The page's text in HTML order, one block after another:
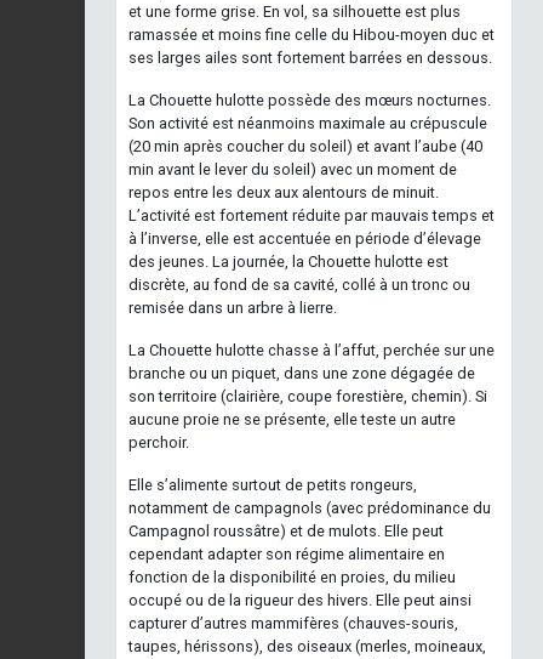
et une forme grise. En vol, sa silhouette est plus
ramassée et moins fine celle du Hibou-moyen duc et
ses larges ailes sont fortement barrées en dessous.
La Chouette hulotte possède des mœurs nocturnes.
Son activité est néanmoins maximale au crépuscule
(20 min après coucher du soleil) et avant l’aube (40
min avant le lever du soleil) avec un moment de
repos entre les deux aux alentours de minuit.
L’activité est fortement réduite par mauvais temps et
à l’inverse, elle est accentuée en période d’élevage
des jeunes. La journée, la Chouette hulotte est
discrète, au fond de sa cavité, collé à un tronc ou
remisée dans un arbre à lierre.
La Chouette hulotte chasse à l’affut, perchée sur une
branche ou un piquet, dans une zone dégagée de
son territoire (clairière, coupe forestière, chemin). Si
aucune proie ne se présente, elle teste un autre
perchoir.
Elle s’alimente surtout de petits rongeurs,
notamment de campagnols (avec prédominance du
Campagnol roussâtre) et de mulots. Elle peut
cependant adapter son régime alimentaire en
fonction de la disponibilité en proies, du milieu
occupé ou de la rigueur des hivers. Elle peut ainsi
capturer d’autres mammifères (chauves-souris,
taupes, hérissons), des oiseaux (merles, moineaux,